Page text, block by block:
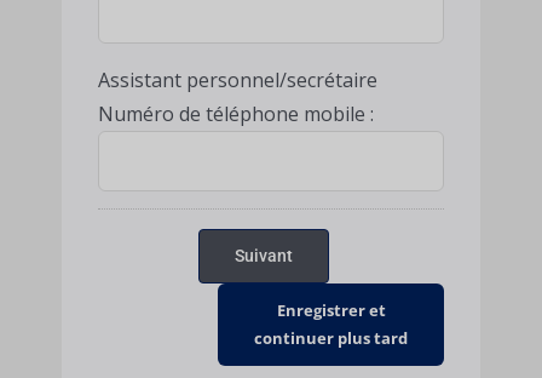
Assistant personnel/secrétaire
Numéro de téléphone mobile :
Suivant
Enregistrer et
continuer plus tard